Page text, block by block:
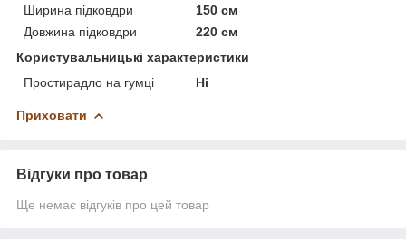
Ширина підковдри
150 см
Довжина підковдри
220 см
Користувальницькі характеристики
Простирадло на гумці
Ні
Приховати
Відгуки про товар
Ще немає відгуків про цей товар